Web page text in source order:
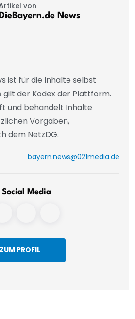
von
DieBayern.de News
ist für die Inhalte selbst
gilt der Kodex der Plattform.
und behandelt Inhalte
Vorgaben,
dem NetzDG.
bayern.news@021media.de
Social Media
ZUM PROFIL